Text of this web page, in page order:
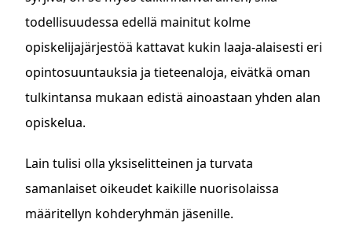
todellisuudessa edellä mainitut kolme
opiskelijajärjestöä kattavat kukin laaja-alaisesti eri
opintosuuntauksia ja tieteenaloja, eivätkä oman
tulkintansa mukaan edistä ainoastaan yhden alan
opiskelua.
Lain tulisi olla yksiselitteinen ja turvata
samanlaiset oikeudet kaikille nuorisolaissa
määritellyn kohderyhmän jäsenille.